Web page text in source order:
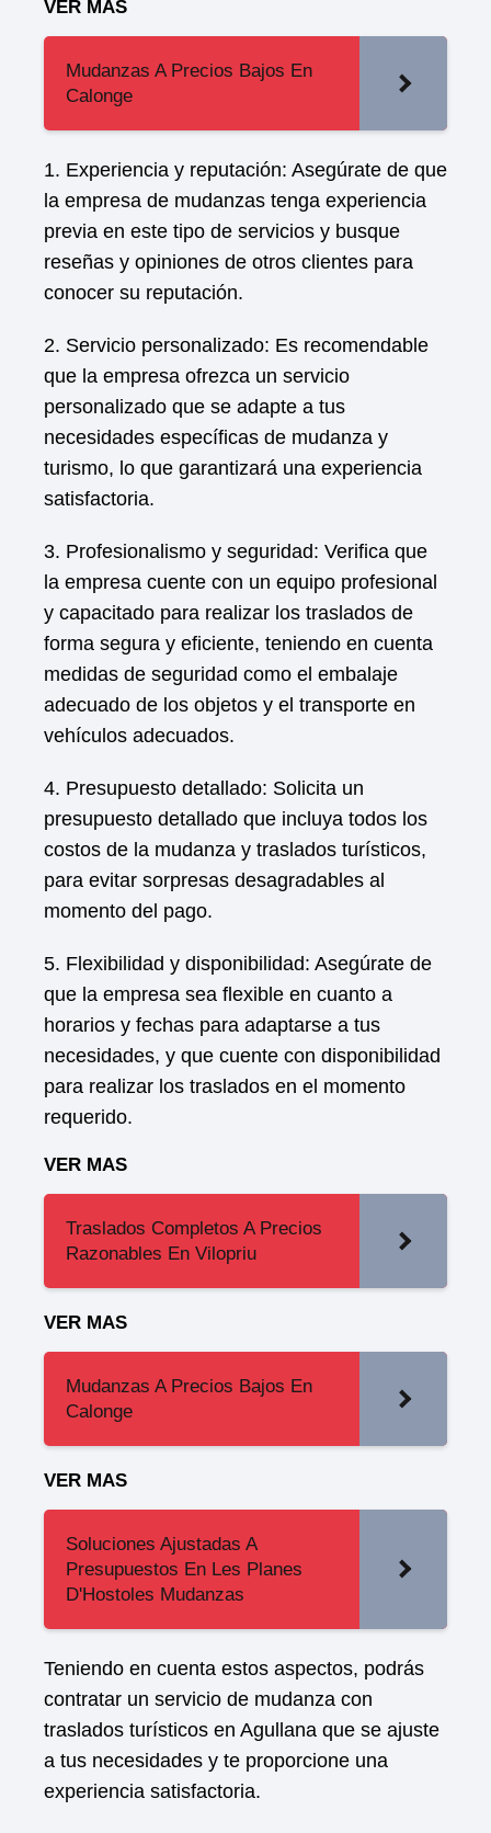
VER MAS
Mudanzas A Precios Bajos En
Calonge
1. Experiencia y reputación: Asegúrate de que
la empresa de mudanzas tenga experiencia
previa en este tipo de servicios y busque
reseñas y opiniones de otros clientes para
conocer su reputación.
2. Servicio personalizado: Es recomendable
que la empresa ofrezca un servicio
personalizado que se adapte a tus
necesidades específicas de mudanza y
turismo, lo que garantizará una experiencia
satisfactoria.
3. Profesionalismo y seguridad: Verifica que
la empresa cuente con un equipo profesional
y capacitado para realizar los traslados de
forma segura y eficiente, teniendo en cuenta
medidas de seguridad como el embalaje
adecuado de los objetos y el transporte en
vehículos adecuados.
4. Presupuesto detallado: Solicita un
presupuesto detallado que incluya todos los
costos de la mudanza y traslados turísticos,
para evitar sorpresas desagradables al
momento del pago.
5. Flexibilidad y disponibilidad: Asegúrate de
que la empresa sea flexible en cuanto a
horarios y fechas para adaptarse a tus
necesidades, y que cuente con disponibilidad
para realizar los traslados en el momento
requerido.
VER MAS
Traslados Completos A Precios
Razonables En Vilopriu
VER MAS
Mudanzas A Precios Bajos En
Calonge
VER MAS
Soluciones Ajustadas A
Presupuestos En Les Planes
D'Hostoles Mudanzas
Teniendo en cuenta estos aspectos, podrás
contratar un servicio de mudanza con
traslados turísticos en Agullana que se ajuste
a tus necesidades y te proporcione una
experiencia satisfactoria.